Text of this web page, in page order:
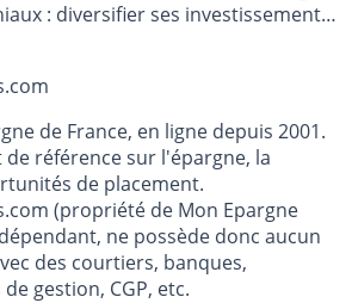
: diversifier ses investissements
ne pas mettre tous ses œufs
Mais l’année 2018 sera passée par
principe au placard. Même panier
2018 a sonné la fin de
Une année 2018 sans
autant tout revoir ? Un simple
? Diversifier ne suffit-il plus ?
de France, en ligne depuis 2001.
référence sur l'épargne, la
de placement.
(propriété de Mon Epargne
ne possède donc aucun
des courtiers, banques,
gestion, CGP, etc.